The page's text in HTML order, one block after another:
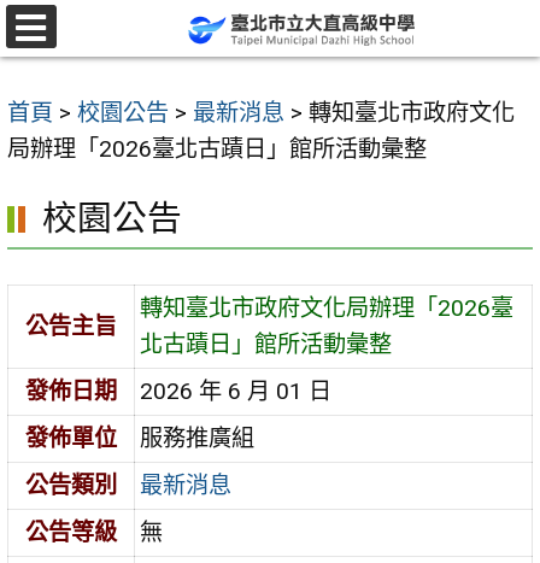
跳
至
要
內
區
首頁 > 校園公告 > 最新消息 > 轉知臺北市政府文化
局辦理「2026臺北古蹟日」館所活動彙整
校園公告
公告主旨
轉知臺北市政府文化局辦理「2026臺
北古蹟日」館所活動彙整
發佈日期
2026 年 6 月 01 日
發佈單位
服務推廣組
公告類別
最新消息
公告等級
無
選
單